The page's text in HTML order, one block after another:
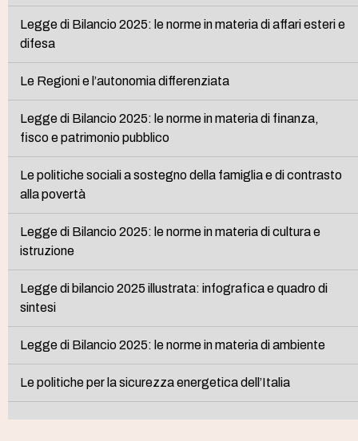
Legge di Bilancio 2025: le norme in materia di affari esteri e
difesa
Le Regioni e l’autonomia differenziata
Legge di Bilancio 2025: le norme in materia di finanza,
fisco e patrimonio pubblico
Le politiche sociali a sostegno della famiglia e di contrasto
alla povertà
Legge di Bilancio 2025: le norme in materia di cultura e
istruzione
Legge di bilancio 2025 illustrata: infografica e quadro di
sintesi
Legge di Bilancio 2025: le norme in materia di ambiente
Le politiche per la sicurezza energetica dell’Italia